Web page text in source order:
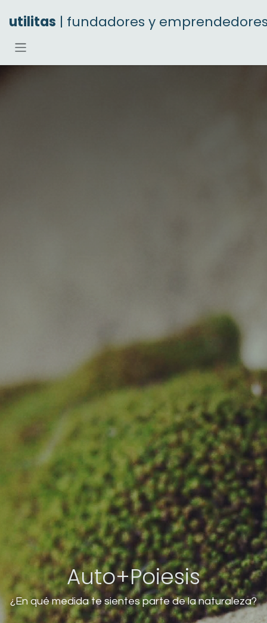
utilitas | fundadores y
Auto+Poiesis
¿En qué medida te sientes parte de la naturaleza?